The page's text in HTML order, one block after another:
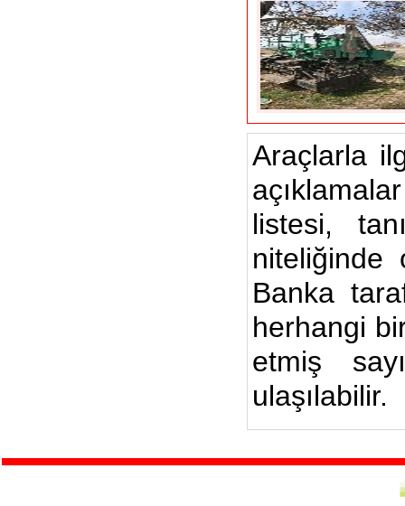
Araçlarla
listesi,
niteliğinde
Banka
herhangi
etmiş
ulaşılabilir.